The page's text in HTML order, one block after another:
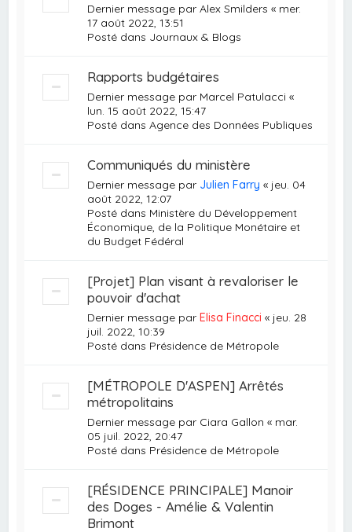
Dernier message parAlex Smilders « mer.
17 août 2022, 13:51
Posté dans Journaux & Blogs
Rapports budgétaires
Dernier message par Marcel Patulacci «
lun. 15 août 2022, 15:47
Posté dansAgence des Données Publiques
Communiqués du ministère
Dernier message par Julien Farry « jeu. 04
août 2022, 12:07
Posté dans Ministère du Développement
Économique, de la Politique Monétaire et
du Budget Fédéral
[Projet] Plan visant à revaloriser le
pouvoir d'achat
Dernier message parElisa Finacci « jeu. 28
juil. 2022, 10:39
Posté dans Présidence de Métropole
[MÉTROPOLE D'ASPEN] Arrêtés
métropolitains
Dernier message par Ciara Gallon « mar.
05 juil. 2022, 20:47
Posté dans Présidence de Métropole
[RÉSIDENCE PRINCIPALE] Manoir
des Doges - Amélie & Valentin
Brimont